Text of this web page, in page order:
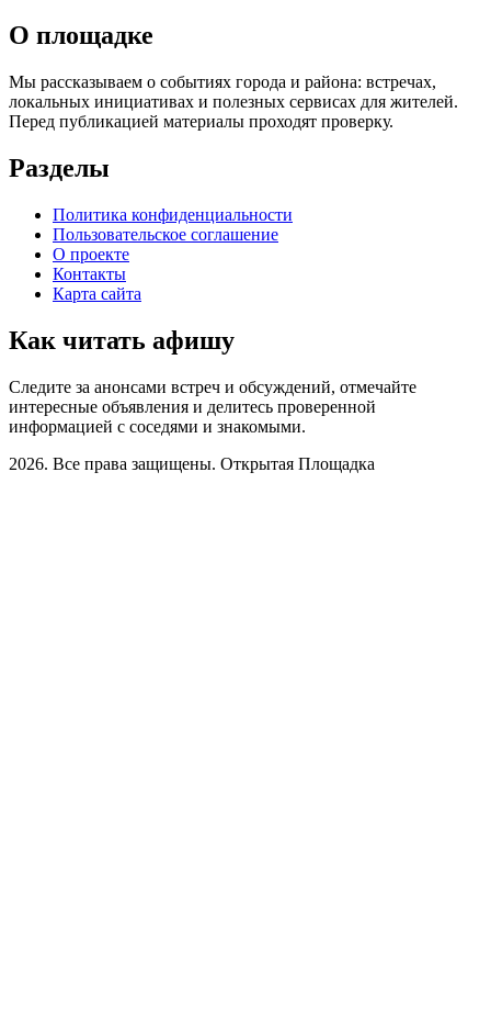
О площадке
Мы рассказываем о событиях города и района: встречах,
локальных инициативах и полезных сервисах для жителей.
Перед публикацией материалы проходят проверку.
Разделы
Политика конфиденциальности
Пользовательское соглашение
О проекте
Контакты
Карта сайта
Как читать афишу
Следите за анонсами встреч и обсуждений, отмечайте
интересные объявления и делитесь проверенной
информацией с соседями и знакомыми.
2026. Все права защищены. Открытая Площадка